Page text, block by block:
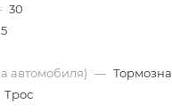
30
5
автомобиля) —
Трос